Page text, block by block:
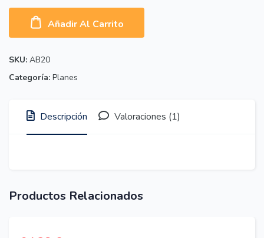
Añadir Al Carrito
SKU: AB20
Categoría: Planes
Descripción Valoraciones (1)
Productos Relacionados